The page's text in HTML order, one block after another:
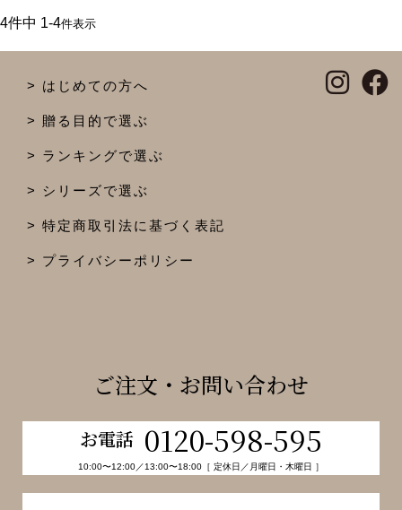
4件中 1-4件表示
はじめての方へ
贈る目的で選ぶ
ランキングで選ぶ
シリーズで選ぶ
特定商取引法に基づく表記
プライバシーポリシー
ご注文・お問い合わせ
お電話 0120-598-595
10:00〜12:00／13:00〜18:00［ 定休日／月曜日・木曜日 ］